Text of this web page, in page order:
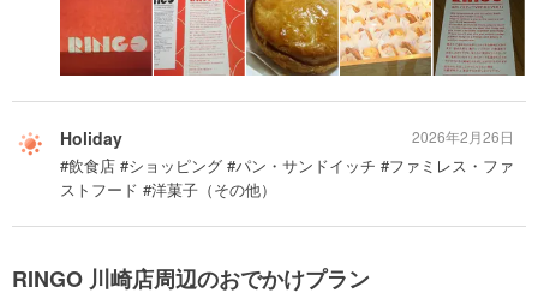
Holiday
#飲食店 #ショッピング #パン・サンドイッチ #ファミレス・ファ
ストフード #洋菓子（その他）
2026年2月26日
RINGO 川崎店周辺のおでかけプラン